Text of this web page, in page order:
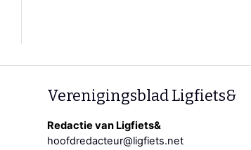
Verenigingsblad Ligfiets&
Redactie van Ligfiets&
hoofdredacteur@ligfiets.net